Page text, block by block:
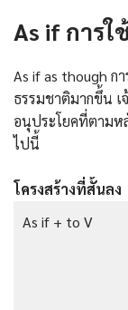
As if การใ
As if as though ก
ธรรมชาติมากขึ้น เ
อนุประโยคที่ตามห
ไปนี้
โครงสร้างที่สั้นลง
As if + to V